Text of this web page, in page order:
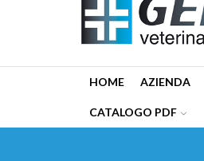
HOME AZIENDA
CATALOGO PDF